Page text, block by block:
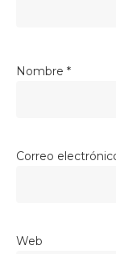
Nombre *
Correo
Web